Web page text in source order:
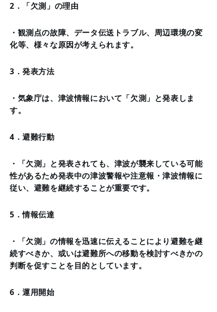
2．「欠測」の理由
・観測点の故障、データ伝送トラブル、周辺環境の変
化等、様々な原因が考えられます。
3．発表方法
・気象庁は、津波情報において「欠測」と発表しま
す。
4．避難行動
・「欠測」と発表されても、津波が襲来している可能
性があるため発表中の津波警報や注意報・津波情報に
従い、避難を継続することが重要です。
5．情報伝達
・「欠測」の情報を迅速に伝えることにより避難を継
続すべきか、或いは避難所への移動を検討すべきかの
判断を促すことを目的としています。
6．運用開始